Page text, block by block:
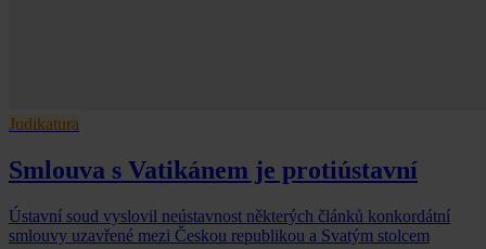
Judikatura
Smlouva s Vatikánem je protiústavní
Ústavní soud vyslovil neústavnost některých článků konkordátní
smlouvy uzavřené mezi Českou republikou a Svatým stolcem